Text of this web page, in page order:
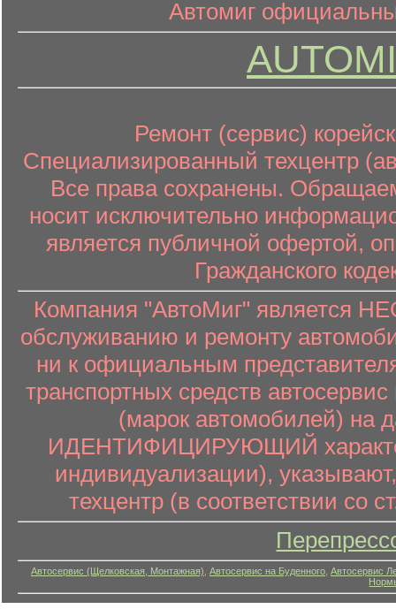
Автомиг
Ремонт (сервис)
Специализированный техцентр
Все права сохранены.
носит исключительно
является публичной офертой,
Гражданского
Компания "АвтоМиг" является
обслуживанию и ремонту
ни к официальным
транспортных средств
(марок автомобилей) на
ИДЕНТИФИЦИРУЮЩИЙ характер
индивидуализации),
техцентр (в соответствии со
Автосервис (Щелковская, Монтажная) Автосервис на Буденного Автосервис